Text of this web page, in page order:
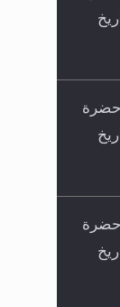
حضرة
حضرة